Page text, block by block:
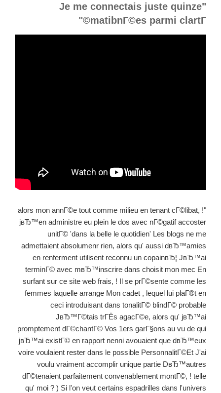
"Je me connectais juste quinze
matibnГ©es parmi clartГ©"
"alors mon annГ©e tout comme milieu en tenant cГ©libat, !
jвЂ™en administre eu plein le dos avec nГ©gatif accoster
unitГ© 'dans la belle le quotidien' Les blogs ne me
admettaient absolumenr rien, alors qu' aussi dвЂ™amies
en renferment utilisent reconnu un copainвЂ¦ JвЂ™ai
terminГ© avec mвЂ™inscrire dans choisit mon mec En
surfant sur ce site web frais, ! Il se prГ©sente comme les
femmes laquelle arrange Mon cadet , lequel lui plaГ®t en
ceci introduisant dans tonalitГ© blindГ© probable
JвЂ™Г©tais trГЁs agacГ©e, alors qu' jвЂ™ai
promptement dГ©chantГ© Vos 1ers garГ§ons au vu de qui
jвЂ™ai existГ© en rapport nenni avouaient que dвЂ™eux
voire voulaient rester dans le possible PersonnalitГ©Et J'ai
voulu vraiment accomplir unique partie DвЂ™autres
dГ©tenaient parfaitement convenablement montГ©, ! telle
qu' moi ? ) Si l'on veut certains espadrilles dans l'univers